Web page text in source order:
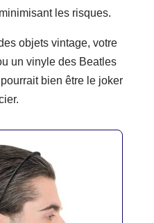
les risques.
objets vintage, votre
un vinyle des Beatles
bien être le joker